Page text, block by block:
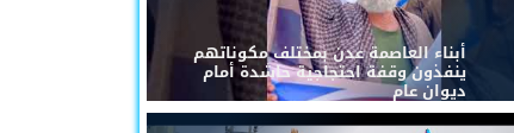
أبناء العاصمة عدن بمختلف مكوناتهم
ينفذون وقفة احتجاجية حاشدة أمام
ديوان عام